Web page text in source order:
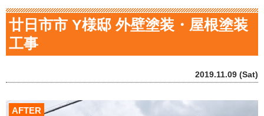
廿日市市 Y様邸 外壁塗装・屋根塗装
工事
2019.11.09 (Sat)
AFTER